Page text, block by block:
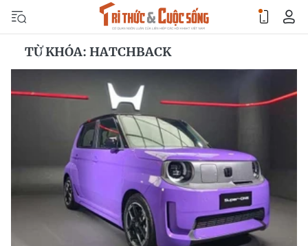
TỪ KHÓA: HATCHBACK